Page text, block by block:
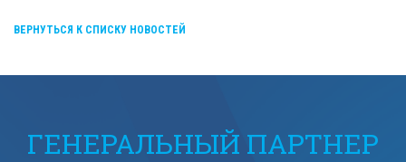
ВЕРНУТЬСЯ К СПИСКУ НОВОСТЕЙ
ГЕНЕРАЛЬНЫЙ ПАРТНЕР